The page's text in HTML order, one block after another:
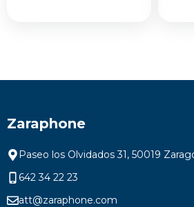
Zaraphone
Paseo los Olvidados 31, 50019
642 34 22 23
att@zaraphone.com